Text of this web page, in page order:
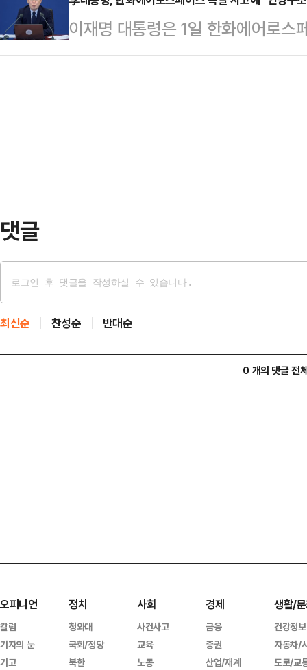
기간이 굉장히 짧은 것 같지만 후보
간"이라면서 "이번에 불거진 '뽀뽀
이 드러난 것"이…
이재명 대통령은 1일 한화에어로스
관련해 "인명 구조와 사고 수습에
댓글
최신순 찬성순 반대순
0 개의 댓글 전
오피니언
칼럼
기자의 눈
기고
정치
청와대
국회/정당
북한
사회
사건사고
교육
노동
경제
금융
증권
산업/재계
생활/
건강정보
자동차/
도로/교